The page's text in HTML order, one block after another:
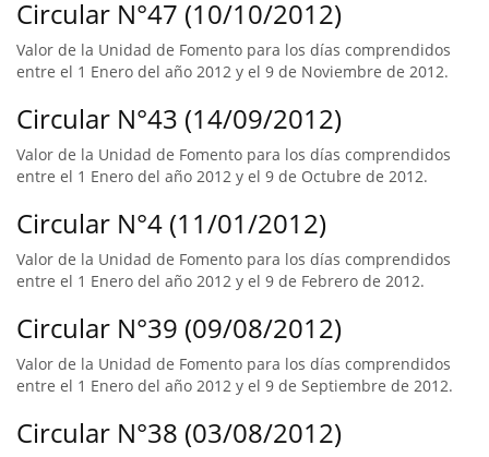
Circular N°47 (10/10/2012)
Valor de la Unidad de Fomento para los días comprendidos
entre el 1 Enero del año 2012 y el 9 de Noviembre de 2012.
Circular N°43 (14/09/2012)
Valor de la Unidad de Fomento para los días comprendidos
entre el 1 Enero del año 2012 y el 9 de Octubre de 2012.
Circular N°4 (11/01/2012)
Valor de la Unidad de Fomento para los días comprendidos
entre el 1 Enero del año 2012 y el 9 de Febrero de 2012.
Circular N°39 (09/08/2012)
Valor de la Unidad de Fomento para los días comprendidos
entre el 1 Enero del año 2012 y el 9 de Septiembre de 2012.
Circular N°38 (03/08/2012)